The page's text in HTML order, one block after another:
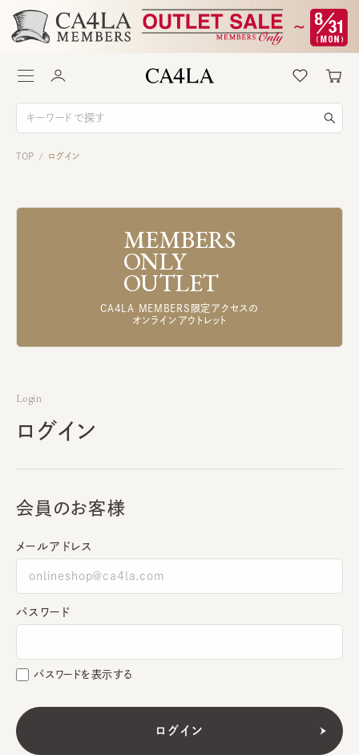
TOP / ログイン
MEMBERS
ONLY
OUTLET
CA4LA MEMBERS限定アクセスの
オンラインアウトレット
Login
ログイン
会員のお客様
メールアドレス
パスワード
パスワードを表示する